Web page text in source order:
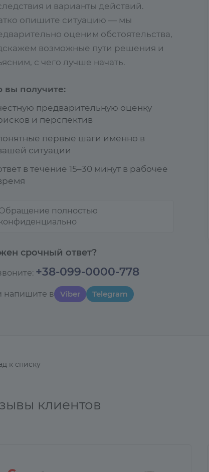
и варианты действий.
опишите ситуацию — мы
оценим обстоятельства,
возможные пути решения и
с чего лучше начать.
вы получите:
предварительную оценку
и перспектив
первые шаги именно в
ситуации
в течение 15–30 минут в рабочее
полностью
конфиденциально
срочный ответ?
+38-099-0000-778
напишите в Viber Telegram
к списку
клиентов